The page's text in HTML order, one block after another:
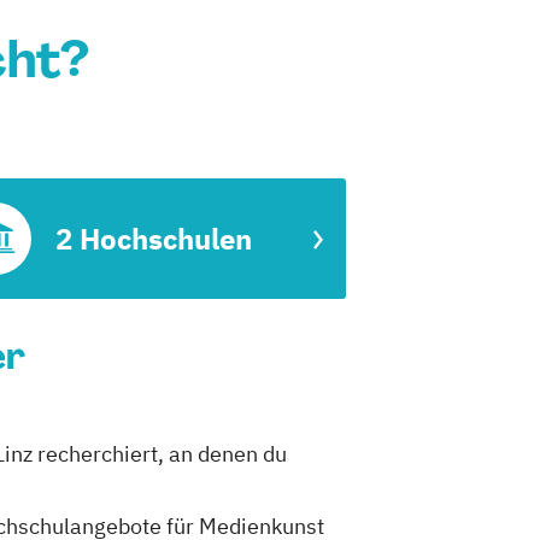
2 Hochschulen
recherchiert, an denen du
für Medienkunst